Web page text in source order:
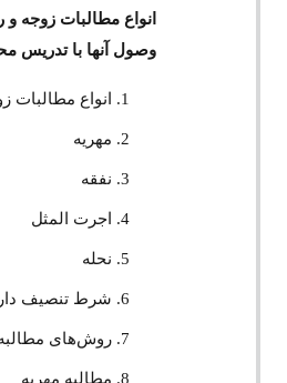
انواع مطالبات زوجه
وصول آنها با تدریس
انواع مطالبات
مهریه
نفقه
اجرت المثل
نحله
شرط تنصیف
روش‌های
مطالبه مهریه